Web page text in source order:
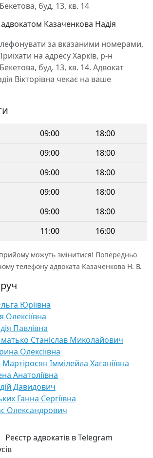
буд. 13, кв. 14
адвокатом Казаченкова Надія
за вказаними номерами,
на адресу Харків, р-н
буд. 13, кв. 14. Адвокат
Вікторівна чекає на ваше
09:00
18:00
09:00
18:00
09:00
18:00
09:00
18:00
09:00
18:00
11:00 16:00
можуть змінитися! Попередньо
телефону адвоката Казаченкова Н. В.
Юріївна
Олексіївна
Павлівна
Станіслав Миколайович
Олексіївна
Іммілейла Хаганіївна
Анатоліївна
Давидович
Ганна Сергіївна
Олександрович
Реєстр адвокатів в Telegram